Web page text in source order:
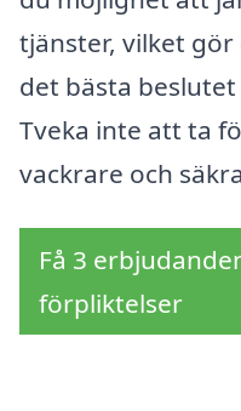
tjänster, vilket
det bästa
Tveka inte att ta
vackrare och
Få 3
förpliktelser